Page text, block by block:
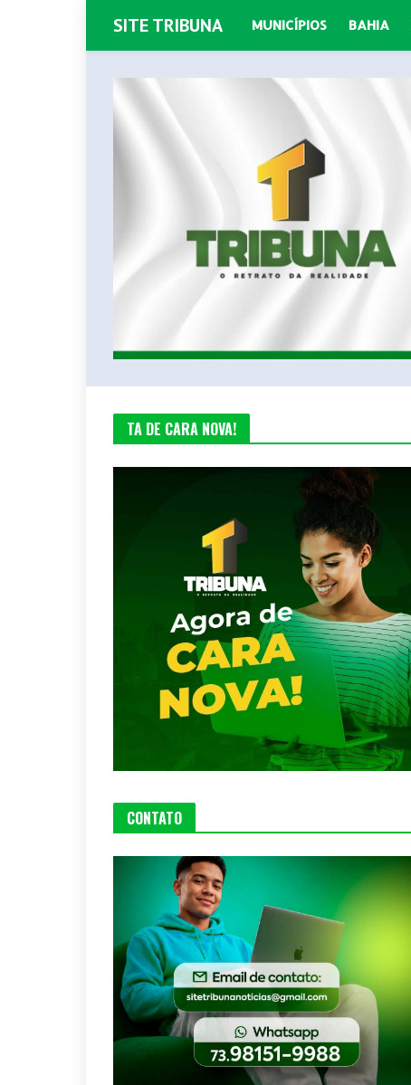
SITE TRIBUNA MUNICÍPIOS BAHIA
TA DE CARA NOVA!
CONTATO